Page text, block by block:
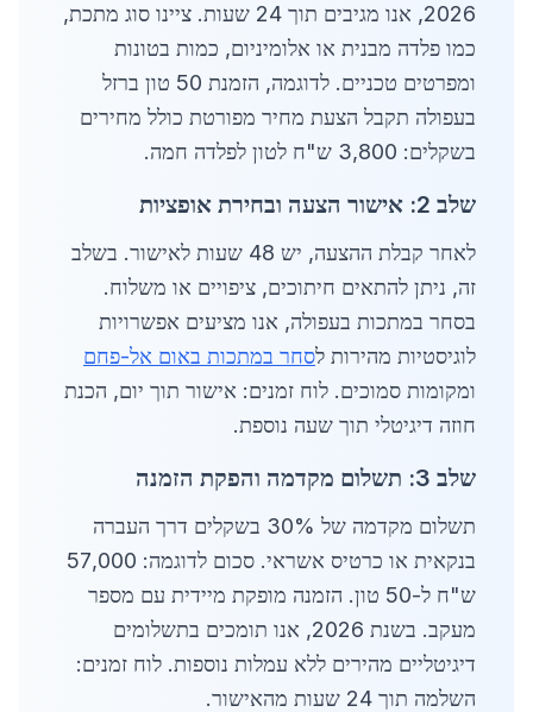
2026, אנו מגיבים תוך 24 שעות. ציינו סוג מתכת,
כמו פלדה מבנית או אלומיניום, כמות בטונות
ומפרטים טכניים. לדוגמה, הזמנת 50 טון ברזל
בעפולה תקבל הצעת מחיר מפורטת כולל מחירים
בשקלים: 3,800 ש"ח לטון לפלדה חמה.
שלב 2: אישור הצעה ובחירת אופציות
לאחר קבלת ההצעה, יש 48 שעות לאישור. בשלב
זה, ניתן להתאים חיתוכים, ציפויים או משלוח.
בסחר במתכות בעפולה, אנו מציעים אפשרויות
לוגיסטיות מהירות לסחר במתכות באום אל-פחם
ומקומות סמוכים. לוח זמנים: אישור תוך יום, הכנת
חוזה דיגיטלי תוך שעה נוספת.
שלב 3: תשלום מקדמה והפקת הזמנה
תשלום מקדמה של 30% בשקלים דרך העברה
בנקאית או כרטיס אשראי. סכום לדוגמה: 57,000
ש"ח ל-50 טון. הזמנה מופקת מיידית עם מספר
מעקב. בשנת 2026, אנו תומכים בתשלומים
דיגיטליים מהירים ללא עמלות נוספות. לוח זמנים:
השלמה תוך 24 שעות מהאישור.